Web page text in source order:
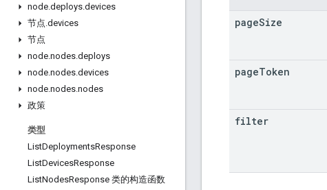
node.deploys.devices
节点.devices
节点
node.nodes.deploys
node.nodes.devices
node.nodes.nodes
政策
类型
ListDeploymentsResponse
ListDevicesResponse
ListNodesResponse 类的构造函数
pageSize
pageToken
filter